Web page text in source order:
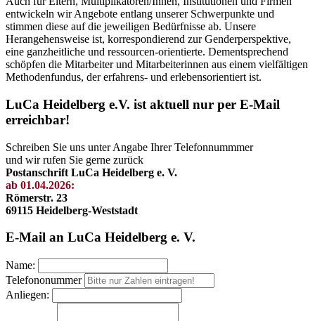
entwickeln wir Angebote entlang unserer Schwerpunkte und
stimmen diese auf die jeweiligen Bedürfnisse ab. Unsere
Herangehensweise ist, korrespondierend zur Genderperspektive,
eine ganzheitliche und ressourcen-orientierte. Dementsprechend
schöpfen die Mitarbeiter und Mitarbeiterinnen aus einem vielfältigen
Methodenfundus, der erfahrens- und erlebensorientiert ist.
LuCa Heidelberg e.V. ist aktuell nur per E-Mail
erreichbar!
Schreiben Sie uns unter Angabe Ihrer Telefonnummmer
und wir rufen Sie gerne zurück
Postanschrift LuCa Heidelberg e. V.
ab 01.04.2026:
Römerstr. 23
69115 Heidelberg-Weststadt
E-Mail an LuCa Heidelberg e. V.
Name:
Telefononummer
Anliegen: